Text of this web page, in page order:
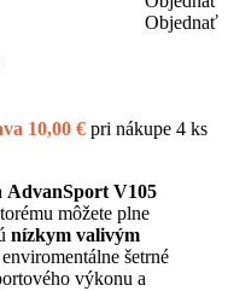
Objednať
10,00 € pri nákupe 4 ks
AdvanSport V105
môžete plne
nízkym valivým
šetrné
výkonu a